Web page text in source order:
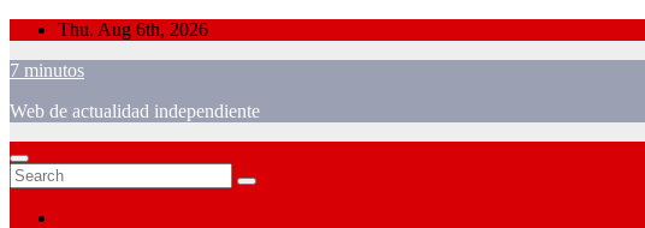
Skip
content
Thu. Aug 6th, 2026
7 minutos
Web de actualidad independiente